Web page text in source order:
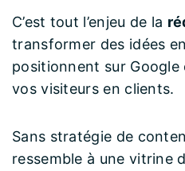
C’est tout l’enjeu de la
transformer des idées
positionnent sur
vos visiteurs en clients.
Sans stratégie de
ressemble à une vitrine